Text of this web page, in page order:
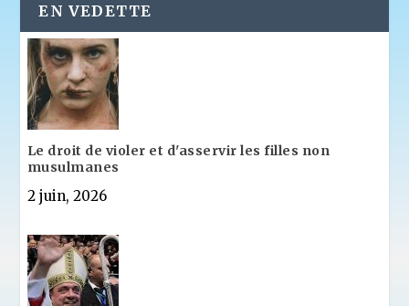
EN VEDETTE
Le droit de violer et d'asservir les filles non
musulmanes
2 juin, 2026